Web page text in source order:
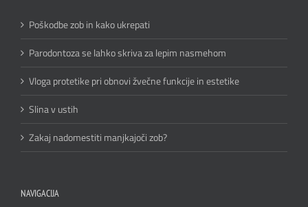
Poškodbe zob in kako ukrepati
Parodontoza se lahko skriva za lepim nasmehom
Vloga protetike pri obnovi žvečne funkcije in estetike
Slina v ustih
Zakaj nadomestiti manjkajoči zob?
NAVIGACIJA